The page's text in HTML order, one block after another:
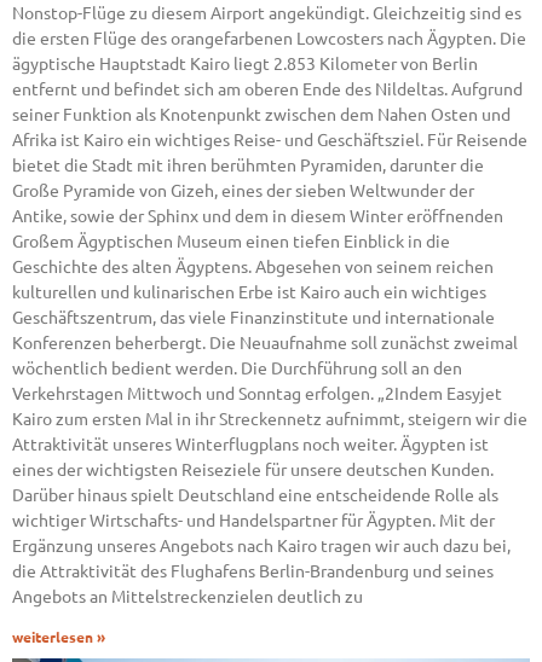
Nonstop-Flüge zu diesem Airport angekündigt. Gleichzeitig sind es
die ersten Flüge des orangefarbenen Lowcosters nach Ägypten. Die
ägyptische Hauptstadt Kairo liegt 2.853 Kilometer von Berlin
entfernt und befindet sich am oberen Ende des Nildeltas. Aufgrund
seiner Funktion als Knotenpunkt zwischen dem Nahen Osten und
Afrika ist Kairo ein wichtiges Reise- und Geschäftsziel. Für Reisende
bietet die Stadt mit ihren berühmten Pyramiden, darunter die
Große Pyramide von Gizeh, eines der sieben Weltwunder der
Antike, sowie der Sphinx und dem in diesem Winter eröffnenden
Großem Ägyptischen Museum einen tiefen Einblick in die
Geschichte des alten Ägyptens. Abgesehen von seinem reichen
kulturellen und kulinarischen Erbe ist Kairo auch ein wichtiges
Geschäftszentrum, das viele Finanzinstitute und internationale
Konferenzen beherbergt. Die Neuaufnahme soll zunächst zweimal
wöchentlich bedient werden. Die Durchführung soll an den
Verkehrstagen Mittwoch und Sonntag erfolgen. „2Indem Easyjet
Kairo zum ersten Mal in ihr Streckennetz aufnimmt, steigern wir die
Attraktivität unseres Winterflugplans noch weiter. Ägypten ist
eines der wichtigsten Reiseziele für unsere deutschen Kunden.
Darüber hinaus spielt Deutschland eine entscheidende Rolle als
wichtiger Wirtschafts- und Handelspartner für Ägypten. Mit der
Ergänzung unseres Angebots nach Kairo tragen wir auch dazu bei,
die Attraktivität des Flughafens Berlin-Brandenburg und seines
Angebots an Mittelstreckenzielen deutlich zu
weiterlesen »